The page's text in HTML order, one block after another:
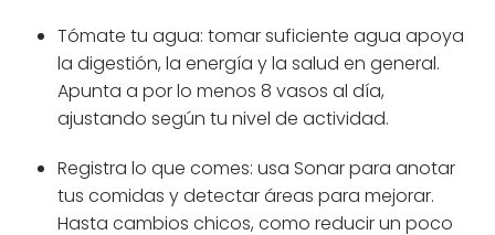
Tómate tu agua: tomar suficiente agua apoya
la digestión, la energía y la salud en general.
Apunta a por lo menos 8 vasos al día,
ajustando según tu nivel de actividad.
Registra lo que comes: usa Sonar para anotar
tus comidas y detectar áreas para mejorar.
Hasta cambios chicos, como reducir un poco